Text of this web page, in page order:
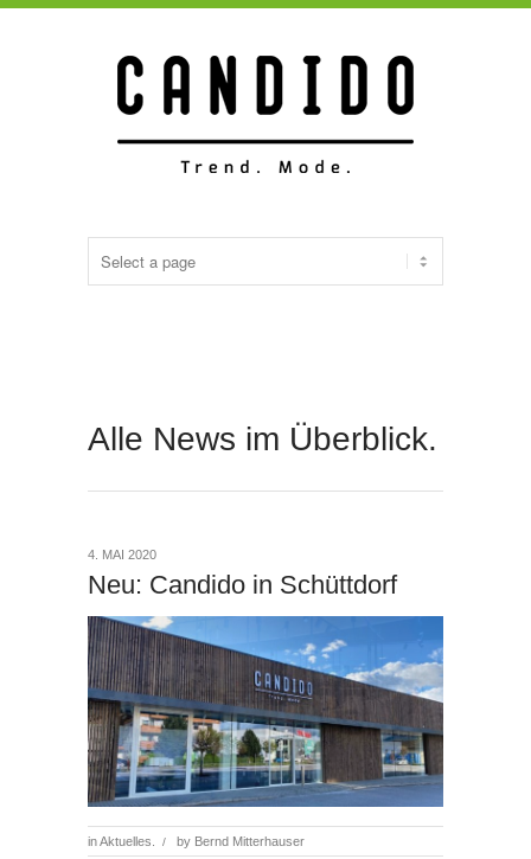
Alle News im Überblick.
Neu: Candido in Schüttdorf
inAktuelles. / by Bernd Mitterhauser
4. MAI 2020